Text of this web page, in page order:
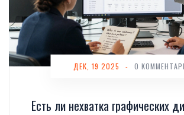
Есть ли нехватка графических
ДЕК, 19 2025 - 0